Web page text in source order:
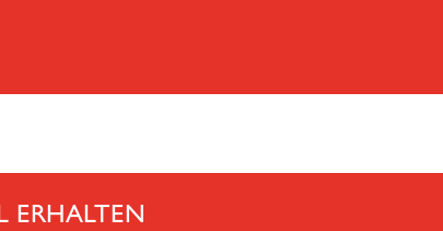
ERHALTEN